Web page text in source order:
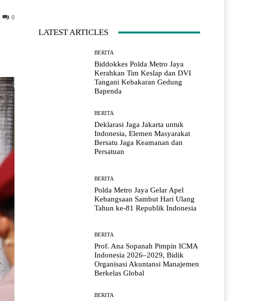
0
LATEST ARTICLES
BERITA
Biddokkes Polda Metro Jaya
Kerahkan Tim Keslap dan DVI
Tangani Kebakaran Gedung
Bapenda
BERITA
Deklarasi Jaga Jakarta untuk
Indonesia, Elemen Masyarakat
Bersatu Jaga Keamanan dan
Persatuan
BERITA
Polda Metro Jaya Gelar Apel
Kebangsaan Sambut Hari Ulang
Tahun ke-81 Republik Indonesia
BERITA
Prof. Ana Sopanah Pimpin ICMA
Indonesia 2026–2029, Bidik
Organisasi Akuntansi Manajemen
Berkelas Global
BERITA